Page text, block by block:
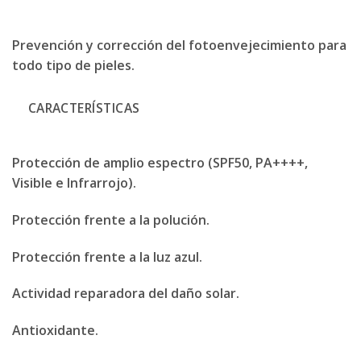
Prevención y corrección del fotoenvejecimiento para
todo tipo de pieles.
CARACTERÍSTICAS
Protección de amplio espectro (SPF50, PA++++,
Visible e Infrarrojo).
Protección frente a la polución.
Protección frente a la luz azul.
Actividad reparadora del daño solar.
Antioxidante.